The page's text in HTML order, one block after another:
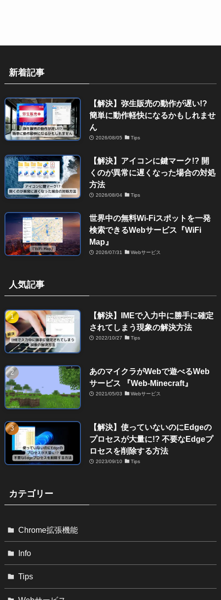
新着記事
【解決】弥生販売の動作が遅い!?
簡単に動作軽快になるかもしれませ
ん
2026/08/05 Tips
【解決】アイコンに鍵マーク!? 開
くのが異常に遅くなった場合の対処
方法
2026/08/04 Tips
世界中の無料Wi-Fiスポットを一発
検索できるWebサービス『WiFi
Map』
2026/07/31 Webサービス
人気記事
【解決】IMEで入力中に勝手に確定
されてしまう現象の解決方法
2022/10/27 Tips
あのマイクラがWebで遊べるWeb
サービス 『Web-Minecraft』
2021/05/03 Webサービス
【解決】使っていないのにEdgeの
プロセスが大量に!? 不要なEdgeプ
ロセスを削除する方法
2023/09/10 Tips
カテゴリー
Chrome拡張機能
Info
Tips